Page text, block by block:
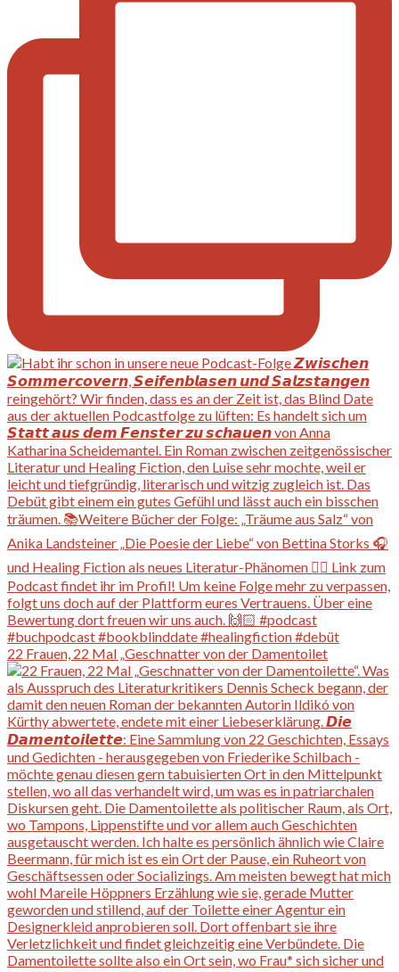
22 Frauen, 22 Mal „Geschnatter von der Damentoilet